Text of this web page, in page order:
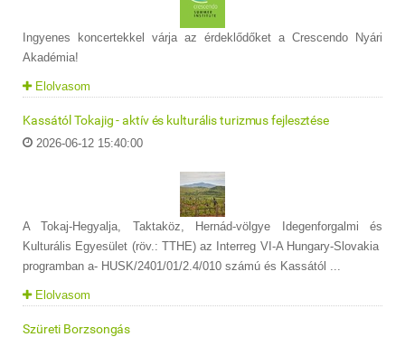
Ingyenes koncertekkel várja az érdeklődőket a Crescendo Nyári
Akadémia!
Elolvasom
Kassától Tokajig - aktív és kulturális turizmus fejlesztése
2026-06-12 15:40:00
A Tokaj-Hegyalja, Taktaköz, Hernád-völgye Idegenforgalmi és
Kulturális Egyesület (röv.: TTHE) az Interreg VI-A Hungary-Slovakia
programban a- HUSK/2401/01/2.4/010 számú és Kassától ...
Elolvasom
Szüreti Borzsongás